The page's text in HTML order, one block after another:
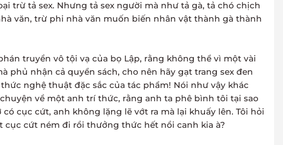
trừ tả sex. Nhưng tả sex người mà như tả gà, tả chó chịch
văn, trừ phi nhà văn muốn biến nhân vật thành gà thành
truyền vô tội vạ của bọ Lập, rằng không thể vì một vài
phủ nhận cả quyển sách, cho nên hãy gạt trang sex đen
nghệ thuật đặc sắc của tác phẩm! Nói như vậy khác
về một anh trí thức, rằng anh ta phê bình tôi tại sao
cục cứt, anh không lặng lẽ vớt ra mà lại khuấy lên. Tôi hỏi
cục cứt ném đi rồi thưởng thức hết nồi canh kia à?